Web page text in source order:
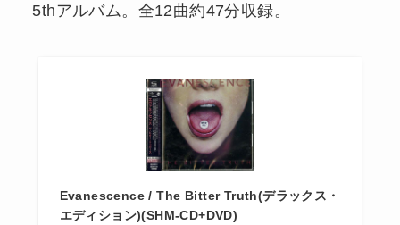
5thアルバム。全12曲約47分収録。
Evanescence / The Bitter Truth(デラックス・
エディション)(SHM-CD+DVD)